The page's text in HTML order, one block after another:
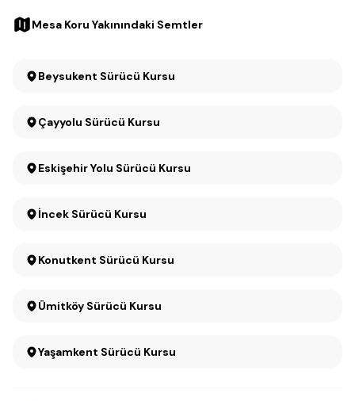
Mesa Koru Yakınındaki Semtler
Beysukent Sürücü Kursu
Çayyolu Sürücü Kursu
Eskişehir Yolu Sürücü Kursu
İncek Sürücü Kursu
Konutkent Sürücü Kursu
Ümitköy Sürücü Kursu
Yaşamkent Sürücü Kursu